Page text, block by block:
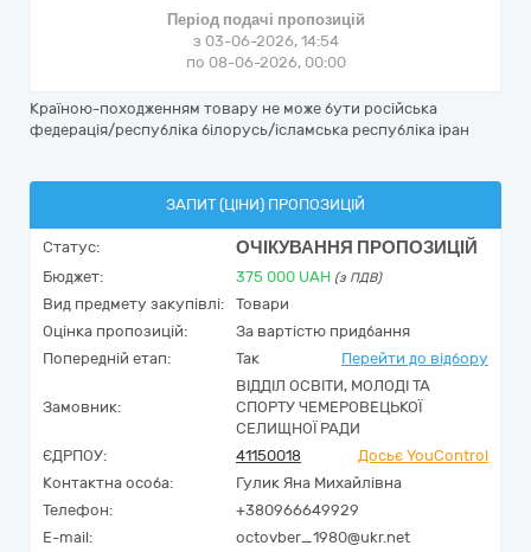
Період подачі пропозицій
з 03-06-2026, 14:54
по 08-06-2026, 00:00
Країною-походженням товару не може бути російська
федерація/республіка білорусь/ісламська республіка іран
ЗАПИТ (ЦІНИ) ПРОПОЗИЦІЙ
Статус: ОЧІКУВАННЯ ПРОПОЗИЦІЙ
Бюджет: 375 000 UAH (з ПДВ)
Вид предмету закупівлі:
Товари
Оцінка пропозицій:
За вартістю придбання
Попередній етап:
Так Перейти до відбору
Замовник:
ВІДДІЛ ОСВІТИ, МОЛОДІ ТА
СПОРТУ ЧЕМЕРОВЕЦЬКОЇ
СЕЛИЩНОЇ РАДИ
ЄДРПОУ:
41150018
Досьє YouControl
Контактна особа:
Гулик Яна Михайлівна
Телефон:
+380966649929
E-mail:
octovber_1980@ukr.net